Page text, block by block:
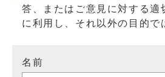
答、またはご意見に対する適
に利用し、それ以外の目的で
名前